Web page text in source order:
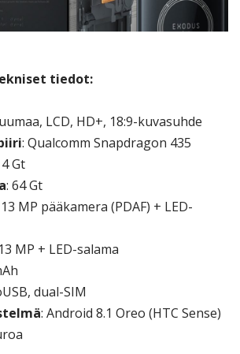
tiedot:
LCD, HD+, 18:9-kuvasuhde
: Qualcomm Snapdragon 435
Gt
: 64 Gt
MP pääkamera (PDAF) + LED-
MP + LED-salama
dual-SIM
: Android 8.1 Oreo (HTC Sense)